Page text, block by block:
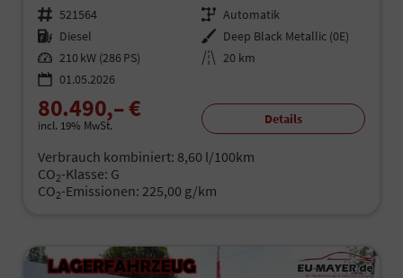
Fahrzeugnr. 521564 Getriebe Automatik
Kraftstoff Diesel Außenfarbe Deep Black Metallic (0E)
Leistung 210 kW (286 PS) Kilometerstand 20 km
01.05.2026
80.490,– €
incl. 19% MwSt. Details
Verbrauch kombiniert: 8,60 l/100km
CO2-Klasse: G
CO2-Emissionen: 225,00 g/km